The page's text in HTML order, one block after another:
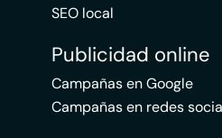
SEO local
Publicidad online
Campañas en Google
Campañas en redes